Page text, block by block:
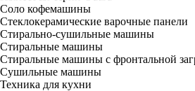
Соло кофемашины
Стеклокерамические варочные панели
Стирально-сушильные машины
Стиральные машины
Стиральные машины с фронтальной
Сушильные машины
Техника для кухни